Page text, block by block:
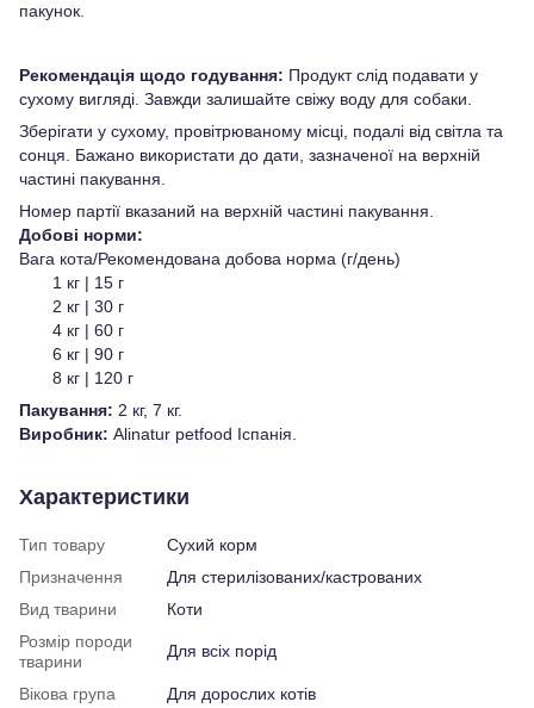
пакунок.
Рекомендація щодо годування: Продукт слід подавати у
сухому вигляді. Завжди залишайте свіжу воду для собаки.
Зберігати у сухому, провітрюваному місці, подалі від світла та
сонця. Бажано використати до дати, зазначеної на верхній
частині пакування.
Номер партії вказаний на верхній частині пакування.
Добові норми:
Вага кота/Рекомендована добова норма (г/день)
1 кг | 15 г
2 кг | 30 г
4 кг | 60 г
6 кг | 90 г
8 кг | 120 г
Пакування: 2 кг, 7 кг.
Виробник: Аlinatur petfood Іспанія.
Характеристики
Тип товару
Сухий корм
Призначення
Для стерилізованих/кастрованих
Вид тварини
Коти
Розмір породи
тварини
Для всіх порід
Вікова група
Для дорослих котів